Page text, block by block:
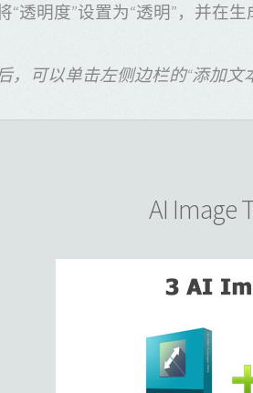
“透明度”设置为“透明”，并在生
，可以单击左侧边栏的“添加文
AI Image